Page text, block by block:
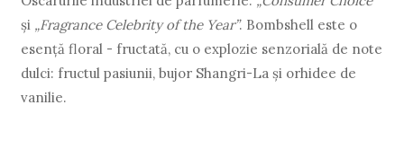
și „Fragrance Celebrity of the Year”. Bombshell este o
esență floral - fructată, cu o explozie senzorială de note
dulci: fructul pasiunii, bujor Shangri-La și orhidee de
vanilie.